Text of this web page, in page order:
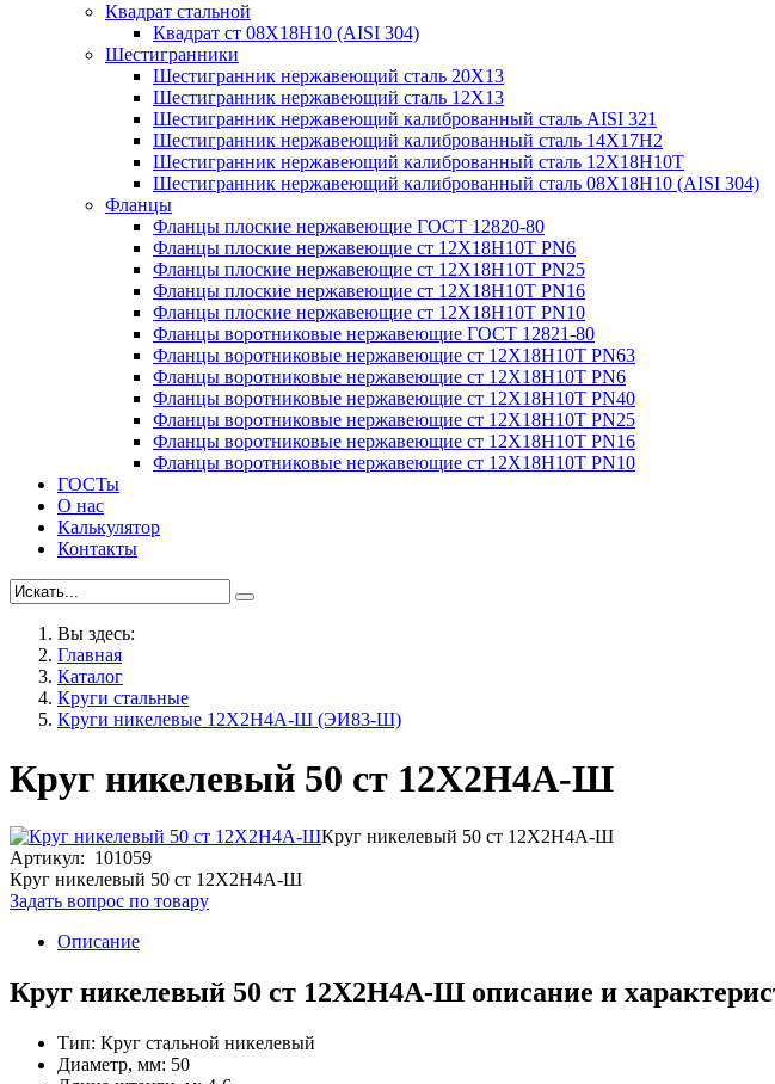
Квадрат стальной
Квадрат ст 08Х18Н10 (AISI 304)
Шестигранники
Шестигранник нержавеющий сталь 20Х13
Шестигранник нержавеющий сталь 12Х13
Шестигранник нержавеющий калиброванный сталь AISI 321
Шестигранник нержавеющий калиброванный сталь 14Х17Н2
Шестигранник нержавеющий калиброванный сталь 12Х18Н10Т
Шестигранник нержавеющий калиброванный сталь 08Х18Н10 (AISI 304)
Фланцы
Фланцы плоские нержавеющие ГОСТ 12820-80
Фланцы плоские нержавеющие ст 12Х18Н10Т PN6
Фланцы плоские нержавеющие ст 12Х18Н10Т PN25
Фланцы плоские нержавеющие ст 12Х18Н10Т PN16
Фланцы плоские нержавеющие ст 12Х18Н10Т PN10
Фланцы воротниковые нержавеющие ГОСТ 12821-80
Фланцы воротниковые нержавеющие ст 12Х18Н10Т PN63
Фланцы воротниковые нержавеющие ст 12Х18Н10Т PN6
Фланцы воротниковые нержавеющие ст 12Х18Н10Т PN40
Фланцы воротниковые нержавеющие ст 12Х18Н10Т PN25
Фланцы воротниковые нержавеющие ст 12Х18Н10Т PN16
Фланцы воротниковые нержавеющие ст 12Х18Н10Т PN10
ГОСТы
О нас
Калькулятор
Контакты
Вы здесь:
Главная
Каталог
Круги стальные
Круги никелевые 12Х2Н4А-Ш (ЭИ83-Ш)
Круг никелевый 50 ст 12Х2Н4А-Ш
Круг никелевый 50 ст 12Х2Н4А-Ш
Артикул: 101059
Круг никелевый 50 ст 12Х2Н4А-Ш
Задать вопрос по товару
Описание
Круг никелевый 50 ст 12Х2Н4А-Ш описание и
Тип: Круг стальной никелевый
Диаметр, мм: 50